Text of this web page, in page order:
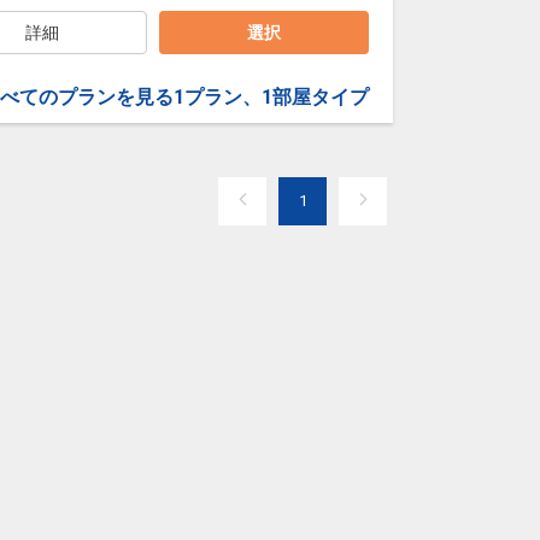
ます。
ーキや溶岩焼きピッツァが人気です。また。マグロ
詳細 選択
てのプランを見る1プラン、1部屋タイプ
1